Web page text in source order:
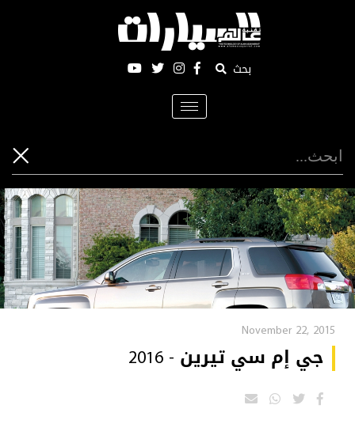
بحث
Toggle
navigation
November 22, 2015
جي إم سي تيرين - 2016